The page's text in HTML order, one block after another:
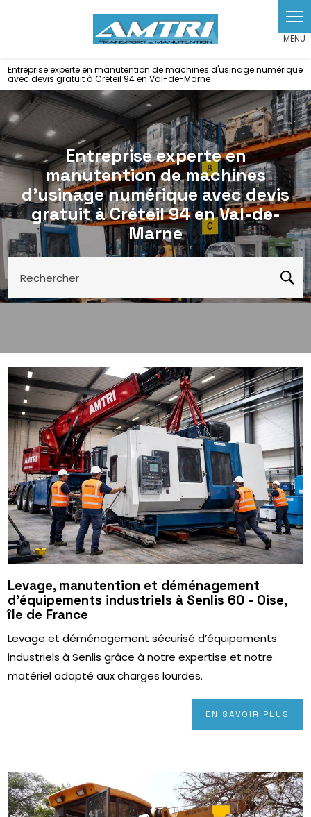
Entreprise experte en manutention de machines d'usinage numérique
avec devis gratuit à Créteil 94 en Val-de-Marne
Entreprise experte en
manutention de machines
d'usinage numérique avec devis
gratuit à Créteil 94 en Val-de-
Marne
Rechercher
Levage, manutention et déménagement
d’équipements industriels à Senlis 60 - Oise,
île de France
Levage et déménagement sécurisé d’équipements
industriels à Senlis grâce à notre expertise et notre
matériel adapté aux charges lourdes.
EN SAVOIR PLUS